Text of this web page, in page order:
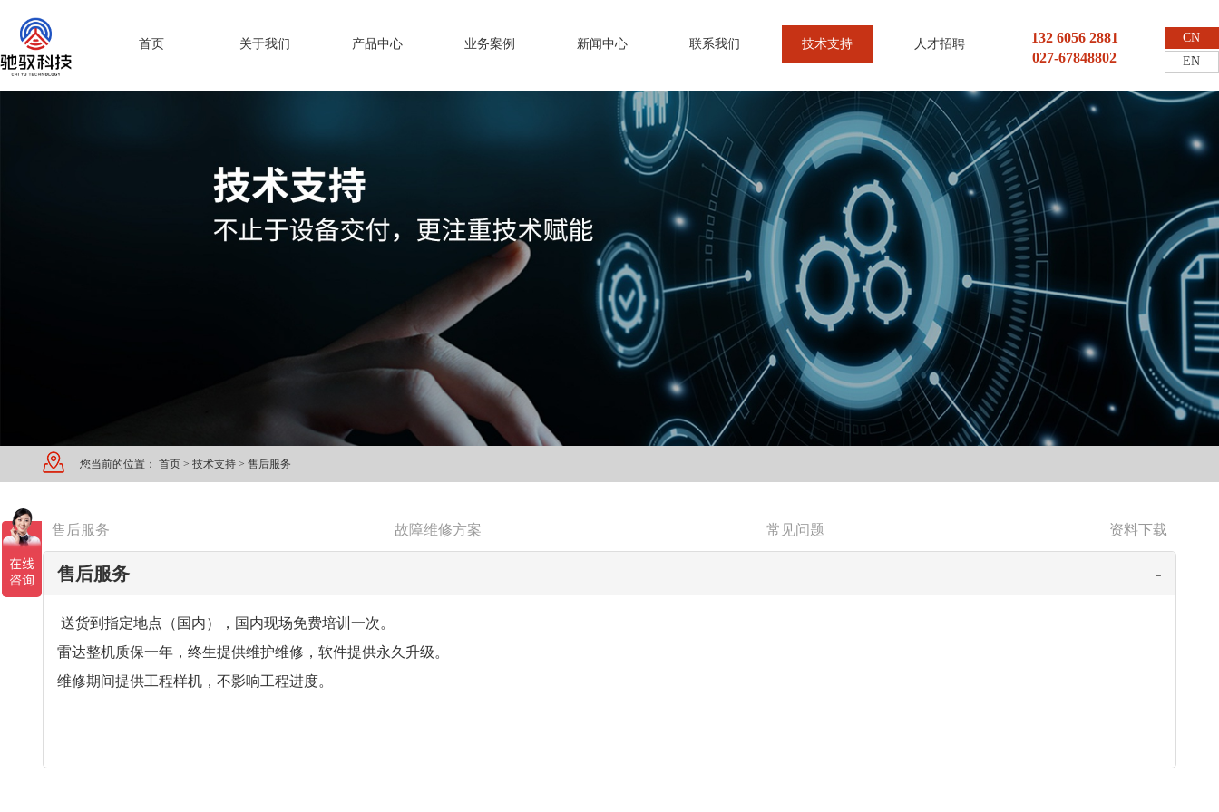
首页 关于我们 产品中心 业务案例 新闻中心 联系我们 技术支持 人才招聘
132 6056 2881
027-67848802
CN
EN
您当前的位置： 首页 > 技术支持 > 售后服务
售后服务 故障维修方案 常见问题 资料下载
售后服务
送货到指定地点（国内），国内现场免费培训一次。
雷达整机质保一年，终生提供维护维修，软件提供永久升级。
维修期间提供工程样机，不影响工程进度。